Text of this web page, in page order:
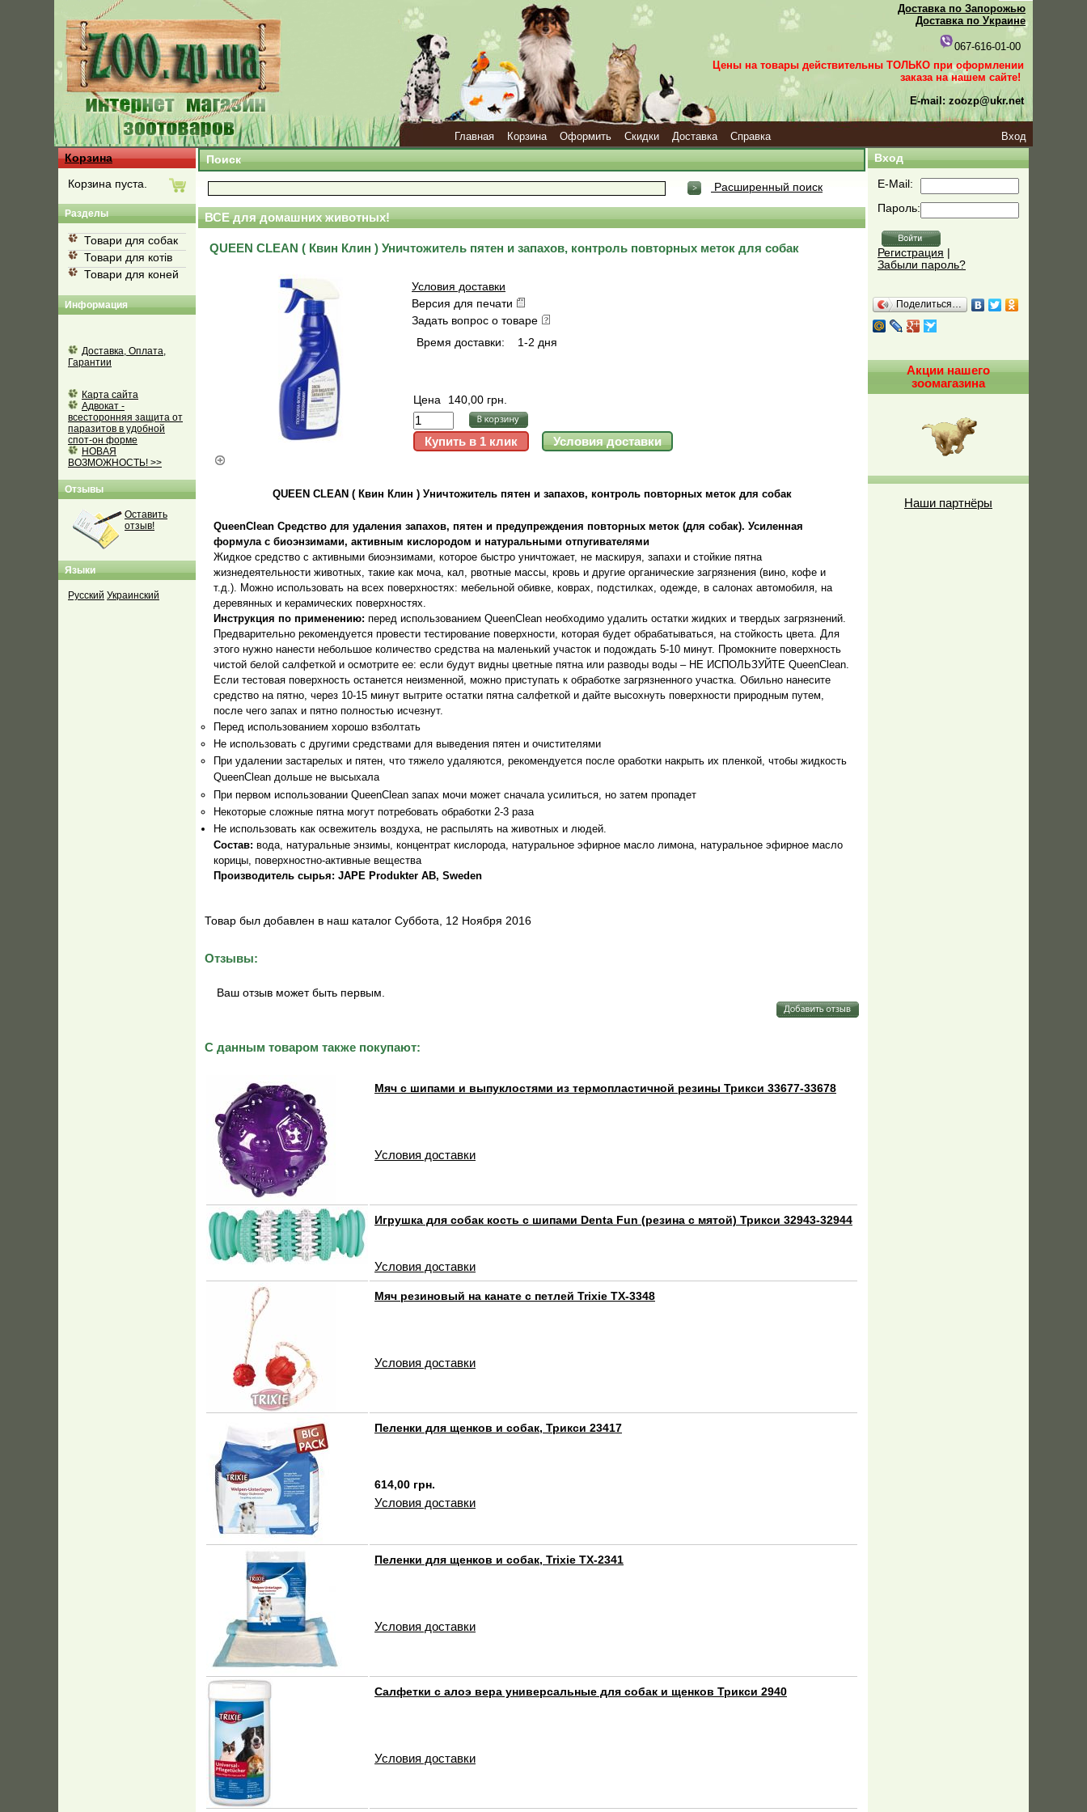
Доставка по Запорожью
Доставка по Украине
067-616-01-00
Цены на товары действительны ТОЛЬКО при оформлении
заказа на нашем сайте!
E-mail: zoozp@ukr.net
Главная Корзина Оформить Скидки Доставка Справка
Вход
Корзина
Корзина пуста.
Разделы
Товари для собак
Товари для котів
Товари для коней
Информация
Доставка, Оплата,
Гарантии
Карта сайта
Адвокат -
всесторонняя защита от
паразитов в удобной
спот-он форме
НОВАЯ
ВОЗМОЖНОСТЬ! >>
Отзывы
Оставить
отзыв!
Языки
Русский Украинский
Поиск
Расширенный поиск
ВСЕ для домашних животных!
QUEEN CLEAN ( Квин Клин ) Уничтожитель пятен и запахов, контроль повторных меток для собак
Условия доставки
Версия для печати
Задать вопрос о товаре
Время доставки:
1-2 дня
Цена 140,00 грн.
QUEEN CLEAN ( Квин Клин ) Уничтожитель пятен и запахов, контроль повторных меток для собак
QueenClean Средство для удаления запахов, пятен и предупреждения повторных меток (для собак). Усиленная
формула с биоэнзимами, активным кислородом и натуральными отпугивателями
Жидкое средство с активными биоэнзимами, которое быстро уничтожает, не маскируя, запахи и стойкие пятна
жизнедеятельности животных, такие как моча, кал, рвотные массы, кровь и другие органические загрязнения (вино, кофе и
т.д.). Можно использовать на всех поверхностях: мебельной обивке, коврах, подстилках, одежде, в салонах автомобиля, на
деревянных и керамических поверхностях.
Инструкция по применению: перед использованием QueenClean необходимо удалить остатки жидких и твердых загрязнений.
Предварительно рекомендуется провести тестирование поверхности, которая будет обрабатываться, на стойкость цвета. Для
этого нужно нанести небольшое количество средства на маленький участок и подождать 5-10 минут. Промокните поверхность
чистой белой салфеткой и осмотрите ее: если будут видны цветные пятна или разводы воды – НЕ ИСПОЛЬЗУЙТЕ QueenClean.
Если тестовая поверхность останется неизменной, можно приступать к обработке загрязненного участка. Обильно нанесите
средство на пятно, через 10-15 минут вытрите остатки пятна салфеткой и дайте высохнуть поверхности природным путем,
после чего запах и пятно полностью исчезнут.
Перед использованием хорошо взболтать
Не использовать с другими средствами для выведения пятен и очистителями
При удалении застарелых и пятен, что тяжело удаляются, рекомендуется после оработки накрыть их пленкой, чтобы жидкость
QueenClean дольше не высыхала
При первом использовании QueenClean запах мочи может сначала усилиться, но затем пропадет
Некоторые сложные пятна могут потребовать обработки 2-3 раза
Не использовать как освежитель воздуха, не распылять на животных и людей.
Состав: вода, натуральные энзимы, концентрат кислорода, натуральное эфирное масло лимона, натуральное эфирное масло
корицы, поверхностно-активные вещества
Производитель сырья: JAPE Produkter AB, Sweden
Товар был добавлен в наш каталог Суббота, 12 Ноября 2016
Отзывы:
Ваш отзыв может быть первым.
С данным товаром также покупают:
Мяч с шипами и выпуклостями из термопластичной резины Трикси 33677-33678
Условия доставки
Игрушка для собак кость с шипами Denta Fun (резина с мятой) Трикси 32943-32944
Условия доставки
Мяч резиновый на канате с петлей Trixie TX-3348
Условия доставки
Пеленки для щенков и собак, Трикси 23417
614,00 грн.
Условия доставки
Пеленки для щенков и собак, Trixie TX-2341
Условия доставки
Салфетки с алоэ вера универсальные для собак и щенков Трикси 2940
Условия доставки
Вход
E-Mail:
Пароль:
Регистрация
Забыли пароль?
Поделиться…
Акции нашего
зоомагазина
Наши партнёры